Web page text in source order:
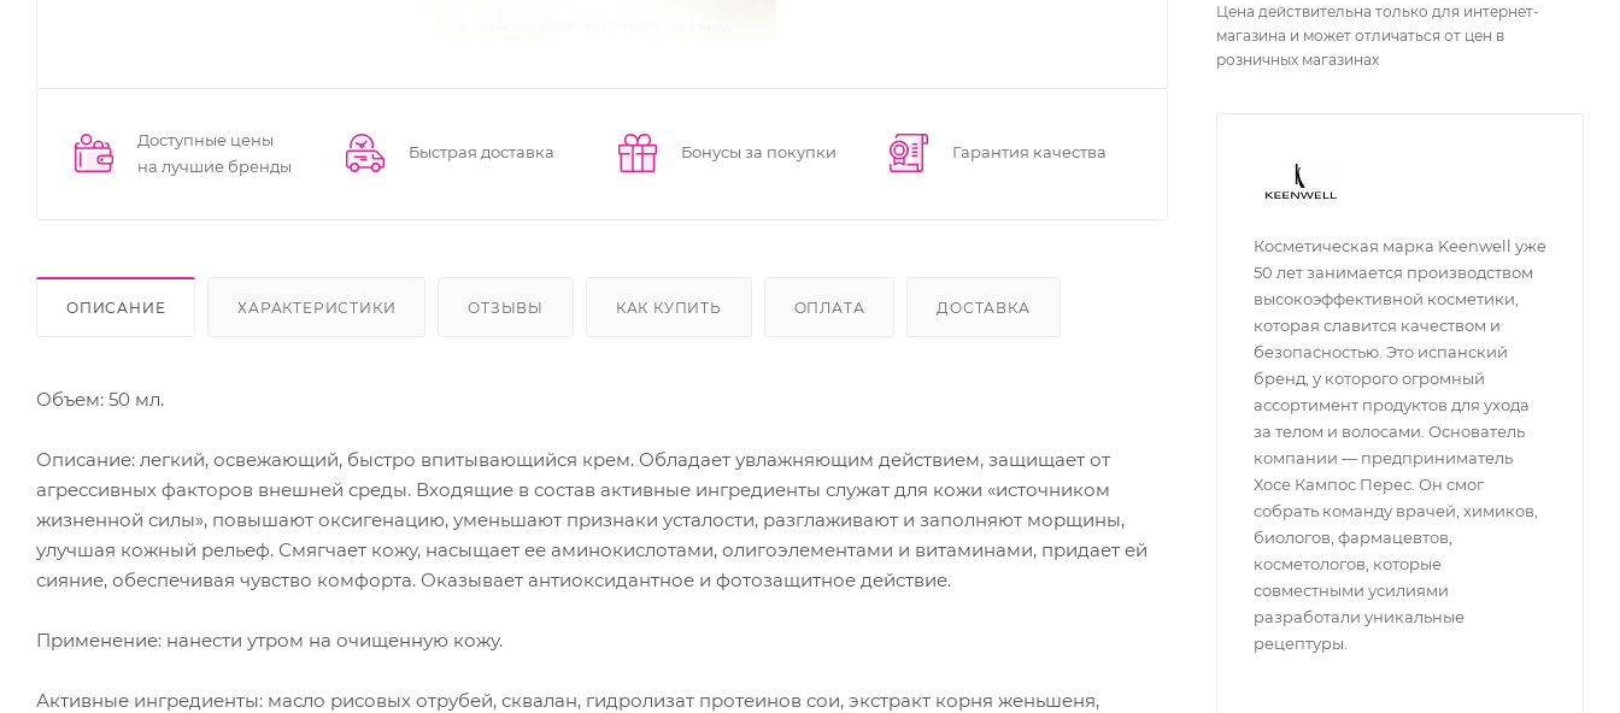
Доступные цены
на лучшие бренды
Быстрая доставка Бонусы за покупки Гарантия качества
ОПИСАНИЕ ХАРАКТЕРИСТИКИ ОТЗЫВЫ КАК КУПИТЬ ОПЛАТА ДОСТАВКА
Объем: 50 мл.
Описание: легкий, освежающий, быстро впитывающийся крем. Обладает увлажняющим действием, защищает от
агрессивных факторов внешней среды. Входящие в состав активные ингредиенты служат для кожи «источником
жизненной силы», повышают оксигенацию, уменьшают признаки усталости, разглаживают и заполняют морщины,
улучшая кожный рельеф. Смягчает кожу, насыщает ее аминокислотами, олигоэлементами и витаминами, придает ей
сияние, обеспечивая чувство комфорта. Оказывает антиоксидантное и фотозащитное действие.
Применение: нанести утром на очищенную кожу.
Активные ингредиенты: масло рисовых отрубей, сквалан, гидролизат протеинов сои, экстракт корня женьшеня,
Цена действительна только для интернет-
магазина и может отличаться от цен в
розничных магазинах
Косметическая марка Keenwell уже
50 лет занимается производством
высокоэффективной косметики,
которая славится качеством и
безопасностью. Это испанский
бренд, у которого огромный
ассортимент продуктов для ухода
за телом и волосами. Основатель
компании — предприниматель
Хосе Кампос Перес. Он смог
собрать команду врачей, химиков,
биологов, фармацевтов,
косметологов, которые
совместными усилиями
разработали уникальные
рецептуры.